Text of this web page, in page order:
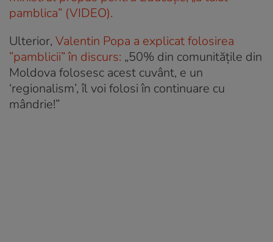
pamblica” (VIDEO).
Ulterior, Valentin Popa a explicat folosirea
”pamblicii” în discurs: „50% din comunitățile din
Moldova folosesc acest cuvânt, e un
‘regionalism’, îl voi folosi în continuare cu
mândrie!”